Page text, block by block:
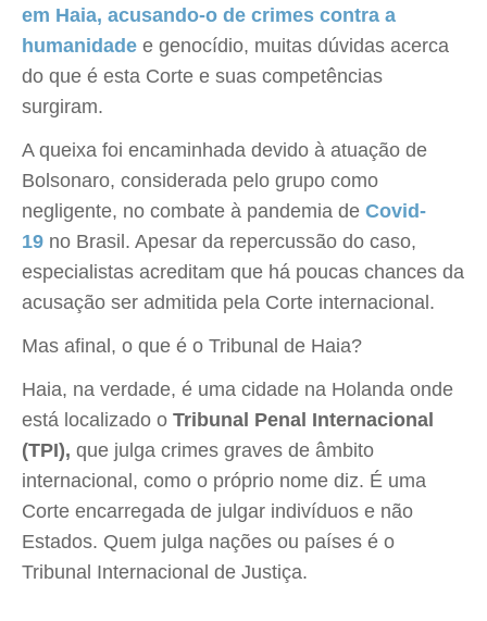
em Haia, acusando-o de crimes contra a
humanidade e genocídio, muitas dúvidas acerca
do que é esta Corte e suas competências
surgiram.
A queixa foi encaminhada devido à atuação de
Bolsonaro, considerada pelo grupo como
negligente, no combate à pandemia de Covid-
19 no Brasil. Apesar da repercussão do caso,
especialistas acreditam que há poucas chances da
acusação ser admitida pela Corte internacional.
Mas afinal, o que é o Tribunal de Haia?
Haia, na verdade, é uma cidade na Holanda onde
está localizado o Tribunal Penal Internacional
(TPI), que julga crimes graves de âmbito
internacional, como o próprio nome diz. É uma
Corte encarregada de julgar indivíduos e não
Estados. Quem julga nações ou países é o
Tribunal Internacional de Justiça.